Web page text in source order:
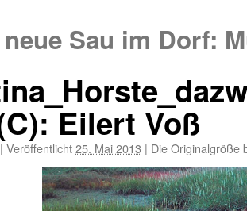
Sau im Dorf:
Eilert Voß
| Veröffentlicht25. Mai 2013 | Die Originalgröße